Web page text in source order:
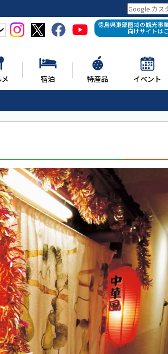
徳島県東部圏域の観光事
向けサイトは
宿泊 特産品 イベント